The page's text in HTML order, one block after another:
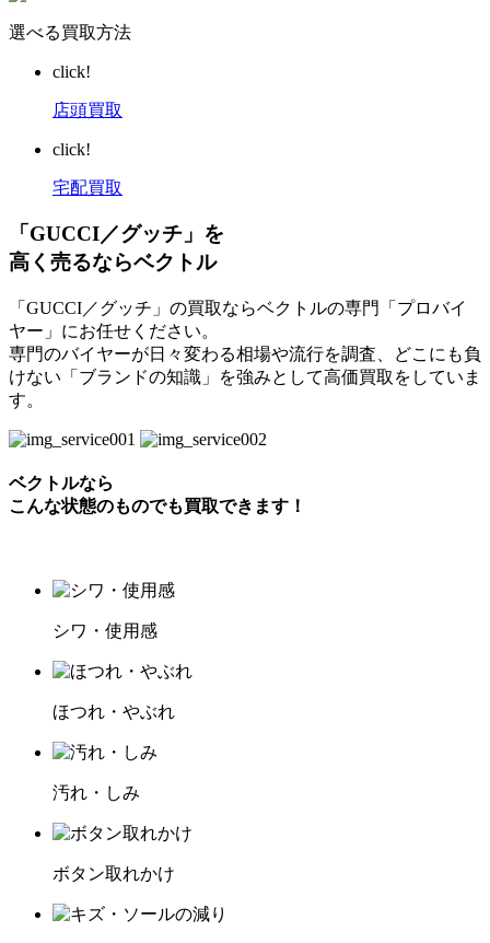
選べる買取方法
click!
店頭買取
click!
宅配買取
「GUCCI／グッチ」を
高く売るならベクトル
「GUCCI／グッチ」の買取ならベクトルの専門「プロバイ
ヤー」にお任せください。
専門のバイヤーが日々変わる相場や流行を調査、どこにも負
けない「ブランドの知識」を強みとして高価買取をしていま
す。
ベクトルなら
こんな状態のものでも買取できます！
シワ・使用感
ほつれ・やぶれ
汚れ・しみ
ボタン取れかけ